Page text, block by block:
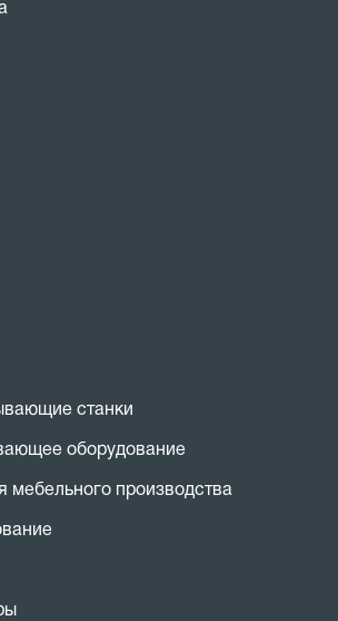
станки
оборудование
мебельного производства